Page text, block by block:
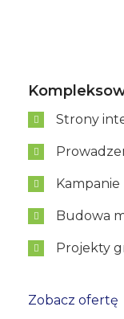
Strony
Budowa
Projekty
Zobacz ofertę